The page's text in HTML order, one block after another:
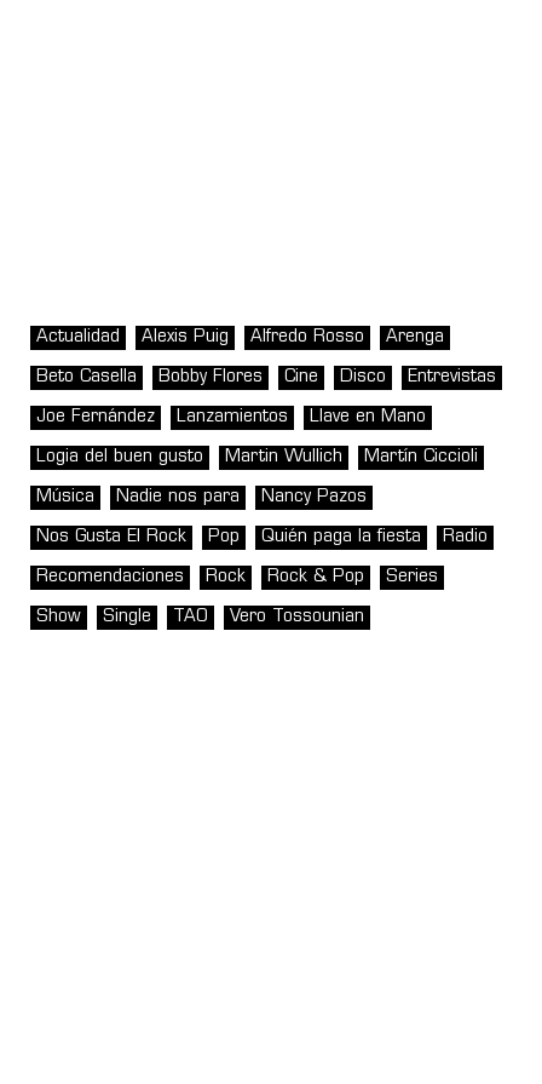
Actualidad Alexis Puig Alfredo Rosso Arenga
Beto Casella Bobby Flores Cine Disco Entrevistas
Joe Fernández Lanzamientos Llave en Mano
Logia del buen gusto Martin Wullich Martín Ciccioli
Música Nadie nos para Nancy Pazos
Nos Gusta El Rock Pop Quién paga la fiesta Radio
Recomendaciones Rock Rock & Pop Series
Show Single TAO Vero Tossounian